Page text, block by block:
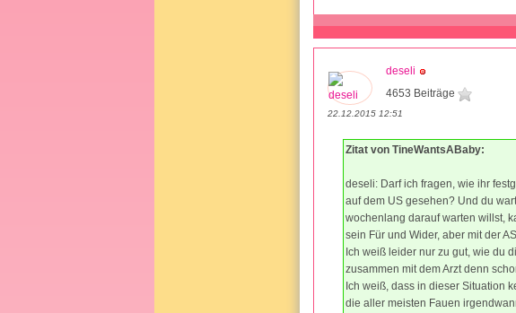
deseli
4653 Beiträge
22.12.2015 12:51
Zitat von TineWantsABaby:
deseli: Darf ich fragen, wie ihr
auf dem US gesehen? Und du
wochenlang darauf warten willst,
sein Für und Wider, aber mit der
Ich weiß leider nur zu gut, wie du
zusammen mit dem Arzt denn
Ich weiß, dass in dieser Situation
die aller meisten Fauen